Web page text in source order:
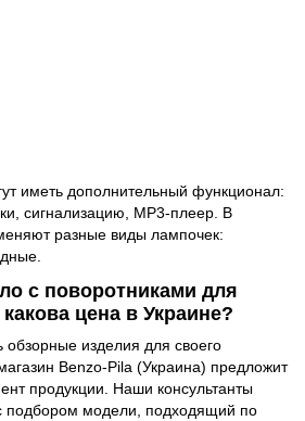
иметь дополнительный функционал:
сигнализацию, MP3-плеер. В
разные виды лампочек:
с поворотниками для
цена в Украине?
изделия для своего
Benzo-Pila (Украина) предложит
продукции. Наши консультанты
подбором модели, подходящий по